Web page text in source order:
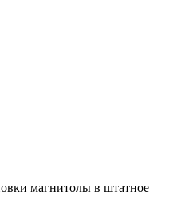
магнитолы в штатное